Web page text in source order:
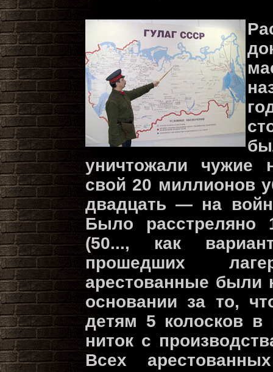
уничтожали
свой 20 миллионов
двадцать — на
Было расстреляно
(50..., как
прошедших
арестованные
основании за то,
детям 5 колосков в
ниток с
Всех